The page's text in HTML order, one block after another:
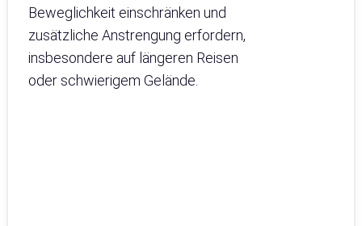
Beweglichkeit einschränken und
zusätzliche Anstrengung erfordern,
insbesondere auf längeren Reisen
oder schwierigem Gelände.